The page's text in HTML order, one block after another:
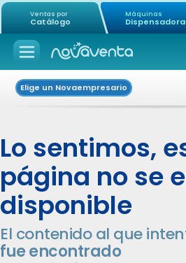
Ventas por
Catálogo
Máquinas
Elige un Novaempresario
Lo sentimos,
página no se
disponible
El contenido al que
fue encontrado